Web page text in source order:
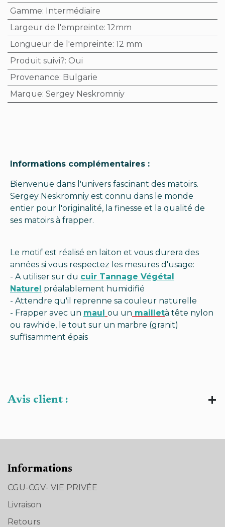
Gamme: Intermédiaire
Largeur de l'empreinte: 12mm
Longueur de l'empreinte: 12 mm
Produit suivi?: Oui
Provenance: Bulgarie
Marque: Sergey Neskromniy
Informations complémentaires :
Bienvenue dans l'univers fascinant des matoirs.
Sergey Neskromniy est connu dans le monde
entier pour l'originalité, la finesse et la qualité de
ses matoirs à frapper.
Le motif est réalisé en laiton et vous durera des
années si vous respectez les mesures d'usage:
- A utiliser sur du cuir Tannage Végétal
Naturel préalablement humidifié
- Attendre qu'il reprenne sa couleur naturelle
- Frapper avec un maul ou un mailletà tête nylon
ou rawhide, le tout sur un marbre (granit)
suffisamment épais
Avis client :
Informations
CGU-CGV- VIE PRIVÉE
Livraison
Retours